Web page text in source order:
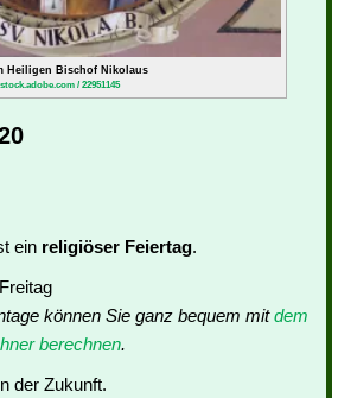
Heiligen Bischof Nikolaus
/ 22951145
ein religiöser Feiertag.
können Sie ganz bequem mitdem
berechnen.
der Zukunft.